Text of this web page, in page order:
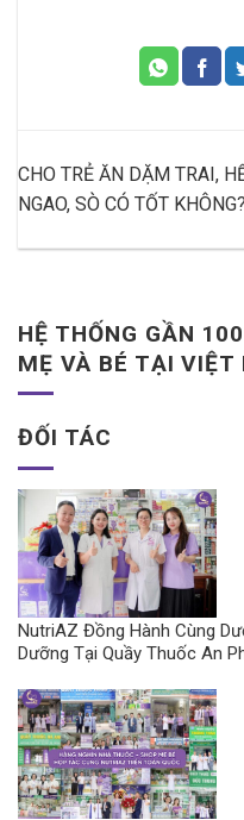
CHO TRẺ ĂN DẶM TRAI,
NGAO, SÒ CÓ TỐT KHÔNG?
HỆ THỐNG GẦN
MẸ VÀ BÉ TẠI VIỆT
ĐỐI TÁC
NutriAZ Đồng Hành Cùng
Dưỡng Tại Quầy Thuốc An